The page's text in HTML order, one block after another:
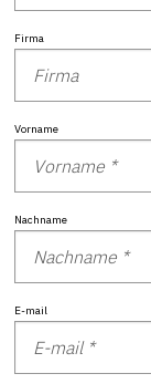
Firma
Vorname
Nachname
E-mail